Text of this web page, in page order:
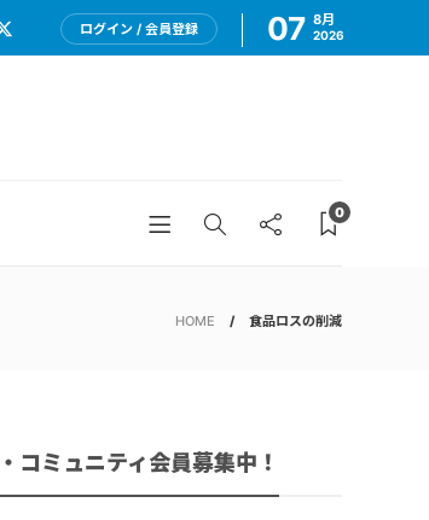
ログイン / 会員登録 07 8月
2026
0
HOME 食品ロスの削減
コミュニティ会員募集中！